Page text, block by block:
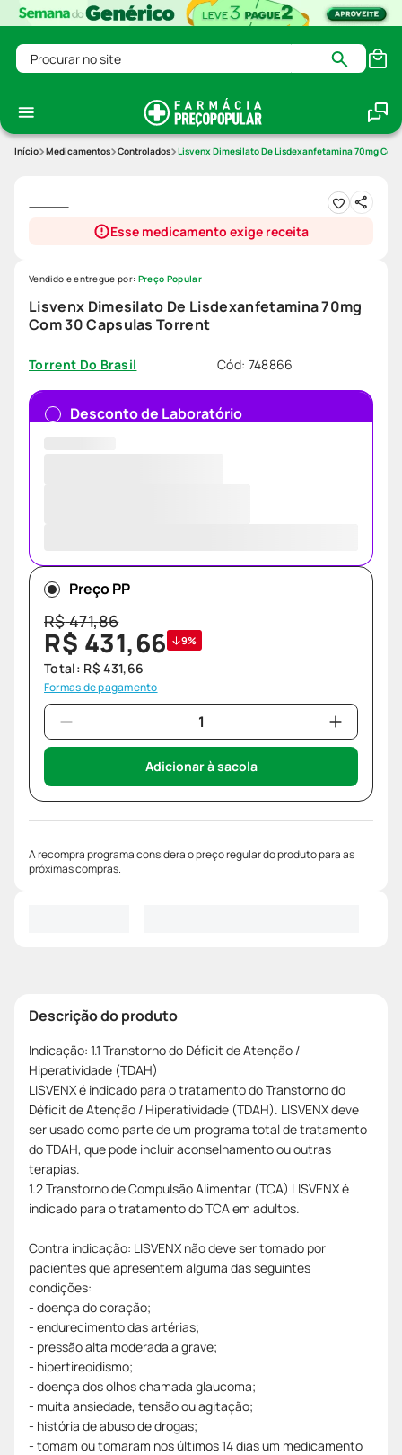
Procurar no site
Medicamentos Controlados Lisvenx Dimesilato De Lisdexanfetamina 70mg
Esse medicamento exige receita
Lisvenx Dimesilato De Lisdexanfetamina 70mg
Com 30 Capsulas Torrent
Torrent Do Brasil Cód: 748866
Vendido e entregue por: Preço Popular
Desconto de Laboratório
Preço PP
R$471,86
R$ 431,66 9%
Total: R$ 431,66
Formas de pagamento
Adicionar à sacola
A recompra programa considera o preço regular do produto para as
próximas compras.
Descrição do produto
Indicação: 1.1 Transtorno do Déficit de Atenção /
Hiperatividade (TDAH)
LISVENX é indicado para o tratamento do Transtorno do
Déficit de Atenção / Hiperatividade (TDAH). LISVENX deve
ser usado como parte de um programa total de tratamento
do TDAH, que pode incluir aconselhamento ou outras
terapias.
1.2 Transtorno de Compulsão Alimentar (TCA) LISVENX é
indicado para o tratamento do TCA em adultos.
Contra indicação: LISVENX não deve ser tomado por
pacientes que apresentem alguma das seguintes
condições:
- doença do coração;
- endurecimento das artérias;
- pressão alta moderada a grave;
- hipertireoidismo;
- doença dos olhos chamada glaucoma;
- muita ansiedade, tensão ou agitação;
- história de abuso de drogas;
- tomam ou tomaram nos últimos 14 dias um medicamento